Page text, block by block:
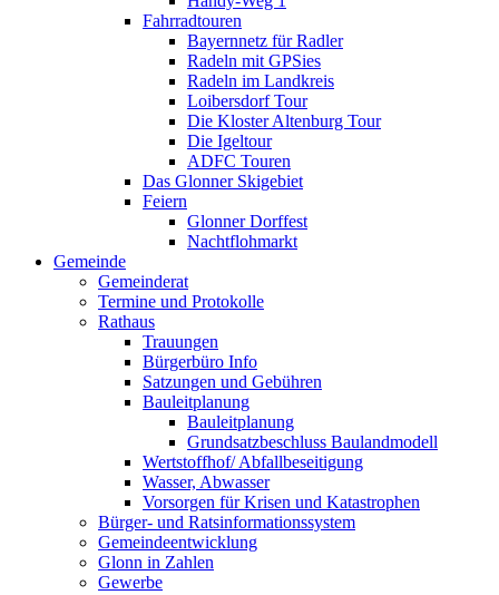
Fahrradtouren
Bayernnetz für Radler
Radeln mit GPSies
Radeln im Landkreis
Loibersdorf Tour
Die Kloster Altenburg Tour
Die Igeltour
ADFC Touren
Das Glonner Skigebiet
Feiern
Glonner Dorffest
Nachtflohmarkt
Gemeinde
Gemeinderat
Termine und Protokolle
Rathaus
Trauungen
Bürgerbüro Info
Satzungen und Gebühren
Bauleitplanung
Bauleitplanung
Grundsatzbeschluss Baulandmodell
Wertstoffhof/ Abfallbeseitigung
Wasser, Abwasser
Vorsorgen für Krisen und Katastrophen
Bürger- und Ratsinformationssystem
Gemeindeentwicklung
Glonn in Zahlen
Gewerbe